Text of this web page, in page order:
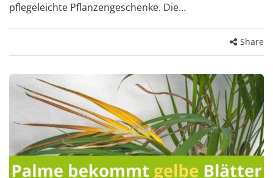
pflegeleichte Pflanzengeschenke. Die…
Share